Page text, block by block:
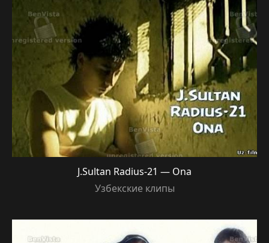
J.Sultan Radius-21 — Ona
Узбекские клипы